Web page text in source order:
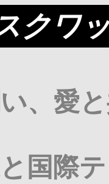
スク
、愛
国際